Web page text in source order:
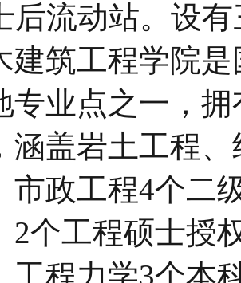
后流动站。设
建筑工程学院
专业点之一，
涵盖岩土工程
市政工程4个二
2个工程硕士授
工程力学3个本